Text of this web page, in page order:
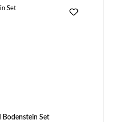
Bodenstein Set